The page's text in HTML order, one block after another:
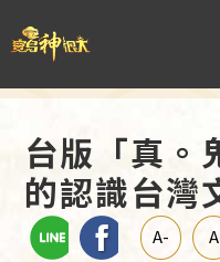
台版「真。
的認識台灣
A- A